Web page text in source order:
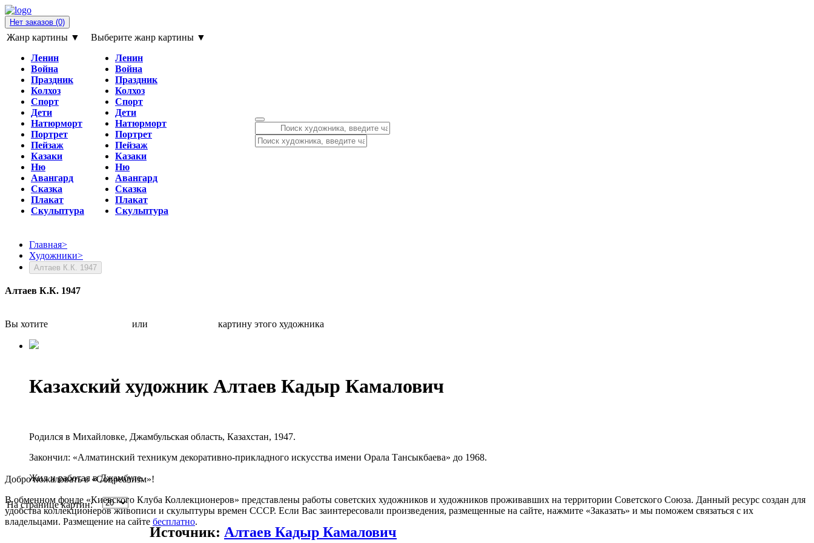
Нет заказов (0)
Жанр картины ▼
Ленин
Война
Праздник
Колхоз
Спорт
Дети
Натюрморт
Портрет
Пейзаж
Казаки
Ню
Авангард
Сказка
Плакат
Скульптура
Выберите жанр картины ▼
Ленин
Война
Праздник
Колхоз
Спорт
Дети
Натюрморт
Портрет
Пейзаж
Казаки
Ню
Авангард
Сказка
Плакат
Скульптура
Главная>
Художники>
Алтаев К.К. 1947
Алтаев К.К. 1947
Вы хотите или картину этого художника
Казахский художник Алтаев Кадыр Камалович
Родился в Михайловке, Джамбульская область, Казахстан, 1947.
Закончил: «Алматинский техникум декоративно-прикладного искусства имени Орала Тансыкбаева» до 1968.
Жил и работал в Джамбуле.
На странице картин:
Источник: Алтаев Кадыр Камалович
Добро пожаловать в «Соцреализм»!
В обменном фонде «Киевского Клуба Коллекционеров» представлены работы советских художников и художников проживавших на территории Советского Союза. Данный ресурс создан для
удобства коллекционеров живописи и скульптуры времен СССР. Если Вас заинтересовали произведения, размещенные на сайте, нажмите «Заказать» и мы поможем связаться с их
владельцами. Размещение на сайте бесплатно.